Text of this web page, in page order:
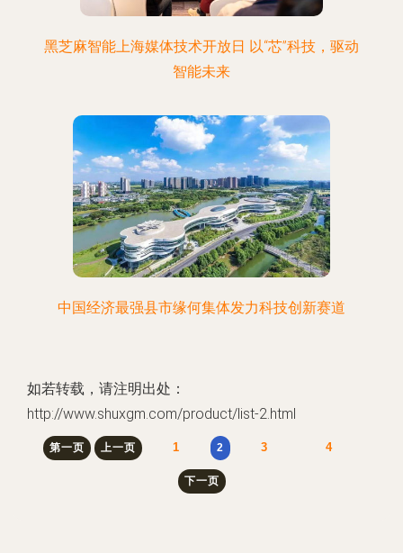
黑芝麻智能上海媒体技术开放日 以“芯”科技，驱动
智能未来
中国经济最强县市缘何集体发力科技创新赛道
如若转载，请注明出处：
http://www.shuxgm.com/product/list-2.html
第一页 上一页 1 2 3 4
下一页